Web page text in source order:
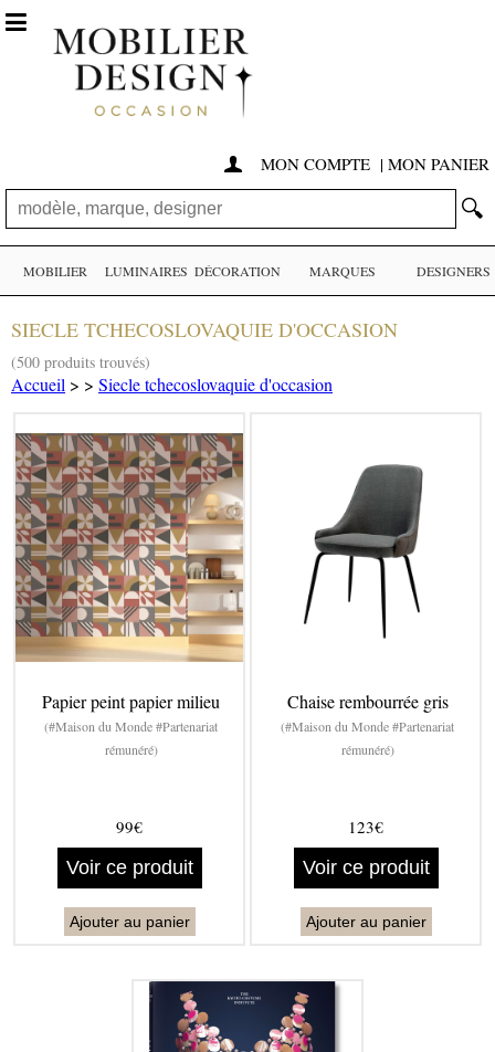
 MON COMPTE | MON PANIER
🔍

MOBILIER LUMINAIRES DÉCORATION MARQUES DESIGNERS
SIECLE TCHECOSLOVAQUIE D'OCCASION
(500 produits trouvés)
Accueil > > Siecle tchecoslovaquie d'occasion
Papier peint papier milieu
(#Maison du Monde #Partenariat
rémunéré)
99€
Voir ce produit
Ajouter au panier
Chaise rembourrée gris
(#Maison du Monde #Partenariat
rémunéré)
123€
Voir ce produit
Ajouter au panier